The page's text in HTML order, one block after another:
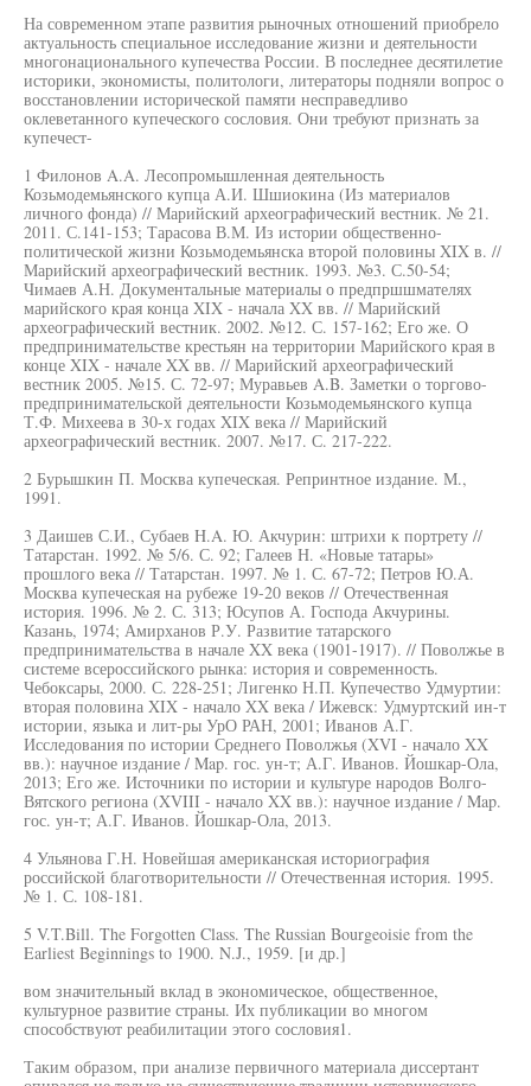
На современном этапе развития рыночных отношений приобрело
актуальность специальное исследование жизни и деятельности
многонационального купечества России. В последнее десятилетие
историки, экономисты, политологи, литераторы подняли вопрос о
восстановлении исторической памяти несправедливо
оклеветанного купеческого сословия. Они требуют признать за
купечест-
1 Филонов A.A. Лесопромышленная деятельность
Козьмодемьянского купца А.И. Шшиокина (Из материалов
личного фонда) // Марийский археографический вестник. № 21.
2011. С.141-153; Тарасова В.М. Из истории общественно-
политической жизни Козьмодемьянска второй половины XIX в. //
Марийский археографический вестник. 1993. №3. С.50-54;
Чимаев А.Н. Документальные материалы о предпршшмателях
марийского края конца XIX - начала XX вв. // Марийский
археографический вестник. 2002. №12. С. 157-162; Его же. О
предпринимательстве крестьян на территории Марийского края в
конце XIX - начале XX вв. // Марийский археографический
вестник 2005. №15. С. 72-97; Муравьев A.B. Заметки о торгово-
предпринимательской деятельности Козьмодемьянского купца
Т.Ф. Михеева в 30-х годах XIX века // Марийский
археографический вестник. 2007. №17. С. 217-222.
2 Бурышкин П. Москва купеческая. Репринтное издание. М.,
1991.
3 Даишев С.И., Субаев H.A. Ю. Акчурин: штрихи к портрету //
Татарстан. 1992. № 5/6. С. 92; Галеев Н. «Новые татары»
прошлого века // Татарстан. 1997. № 1. С. 67-72; Петров Ю.А.
Москва купеческая на рубеже 19-20 веков // Отечественная
история. 1996. № 2. С. 313; Юсупов А. Господа Акчурины.
Казань, 1974; Амирханов Р.У. Развитие татарского
предпринимательства в начале XX века (1901-1917). // Поволжье в
системе всероссийского рынка: история и современность.
Чебоксары, 2000. С. 228-251; Лигенко Н.П. Купечество Удмуртии:
вторая половина XIX - начало XX века / Ижевск: Удмуртский ин-т
истории, языка и лит-ры УрО РАН, 2001; Иванов А.Г.
Исследования по истории Среднего Поволжья (XVI - начало XX
вв.): научное издание / Map. гос. ун-т; А.Г. Иванов. Йошкар-Ола,
2013; Его же. Источники по истории и культуре народов Волго-
Вятского региона (XVIII - начало XX вв.): научное издание / Map.
гос. ун-т; А.Г. Иванов. Йошкар-Ола, 2013.
4 Ульянова Г.Н. Новейшая американская историография
российской благотворительности // Отечественная история. 1995.
№ 1. С. 108-181.
5 V.T.Bill. The Forgotten Class. The Russian Bourgeoisie from the
Earliest Beginnings to 1900. N.J., 1959. [и др.]
вом значительный вклад в экономическое, общественное,
культурное развитие страны. Их публикации во многом
способствуют реабилитации этого сословия1.
Таким образом, при анализе первичного материала диссертант